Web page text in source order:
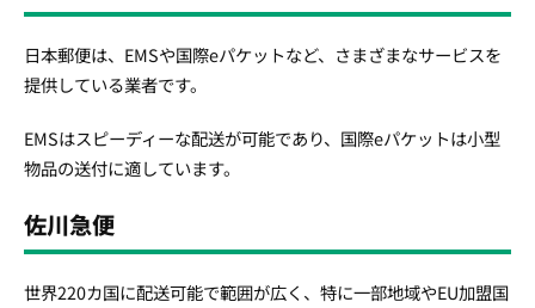
日本郵便は、EMSや国際eパケットなど、さまざまなサービスを
提供している業者です。
EMSはスピーディーな配送が可能であり、国際eパケットは小型
物品の送付に適しています。
佐川急便
世界220カ国に配送可能で範囲が広く、特に一部地域やEU加盟国